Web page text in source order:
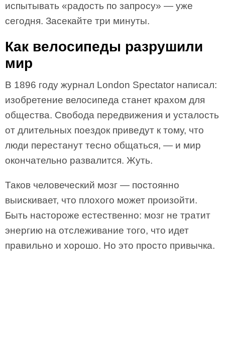
испытывать «радость по запросу» — уже
сегодня. Засекайте три минуты.
Как велосипеды разрушили
мир
В 1896 году журнал London Spectator написал:
изобретение велосипеда станет крахом для
общества. Свобода передвижения и усталость
от длительных поездок приведут к тому, что
люди перестанут тесно общаться, — и мир
окончательно развалится. Жуть.
Таков человеческий мозг — постоянно
выискивает, что плохого может произойти.
Быть настороже естественно: мозг не тратит
энергию на отслеживание того, что идет
правильно и хорошо. Но это просто привычка.